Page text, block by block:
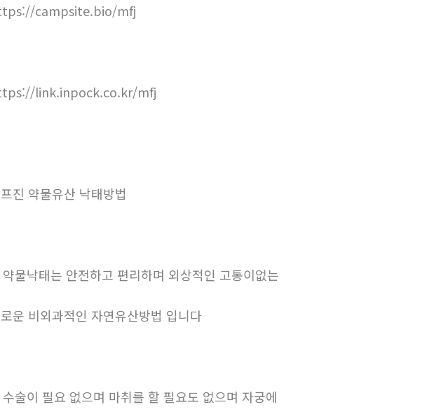
campsite.bio/mfj
link.inpock.co.kr/mfj
진 약물유산 낙태방법
약물낙태는 안전하고 편리하며 외상적인 고통이없는
운 비외과적인 자연유산방법 입니다
술이 필요 없으며 마취를 할 필요도 없으며 자궁에